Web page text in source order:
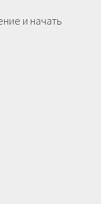
и начать